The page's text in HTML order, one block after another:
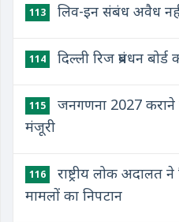
113 लिव-इन संबंध अवैध
114 दिल्ली रिज प्रबंधन
115
जनगणना 2027 कराने
मंजूरी
116
राष्ट्रीय लोक
मामलों का निपटान